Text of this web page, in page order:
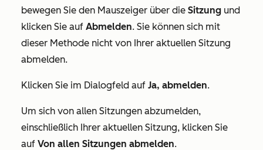
bewegen Sie den Mauszeiger über die Sitzung und
klicken Sie auf Abmelden. Sie können sich mit
dieser Methode nicht von Ihrer aktuellen Sitzung
abmelden.
Klicken Sie im Dialogfeld auf Ja, abmelden.
Um sich von allen Sitzungen abzumelden,
einschließlich Ihrer aktuellen Sitzung, klicken Sie
auf Von allen Sitzungen abmelden.